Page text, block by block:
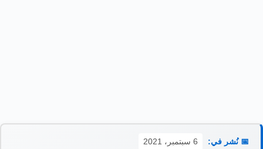
📅 نُشر في:
6 سبتمبر، 2021